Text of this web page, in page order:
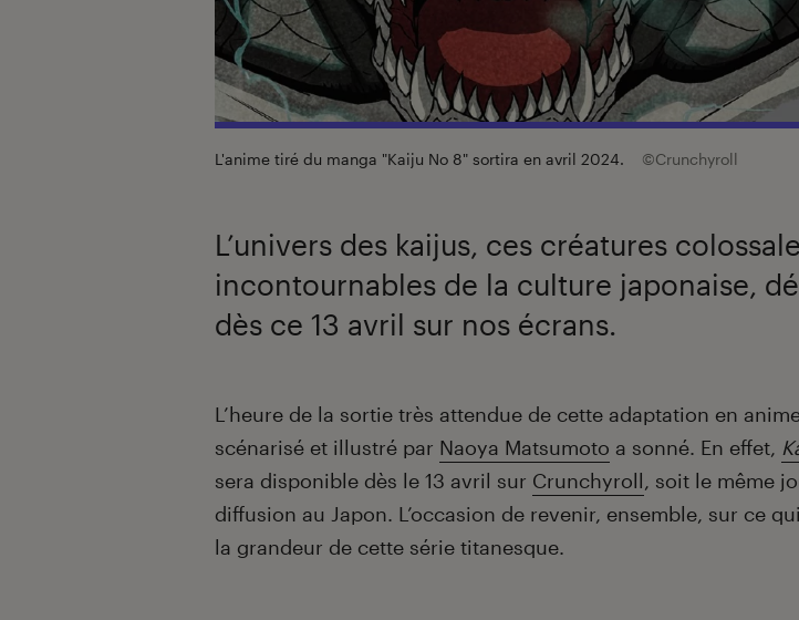
L'anime tiré du manga "Kaiju No 8" sortira en avril 2024. ©Crunchyroll
L’univers des kaijus, ces créatures
incontournables de la culture japonaise,
dès ce 13 avril sur nos écrans.
Introduction
L’heure de la sortie très attendue de cette adaptation en
scénarisé et illustré par Naoya Matsumoto a sonné. En effet,
sera disponible dès le 13 avril sur Crunchyroll, soit le même
diffusion au Japon. L’occasion de revenir, ensemble, sur ce
la grandeur de cette série titanesque.